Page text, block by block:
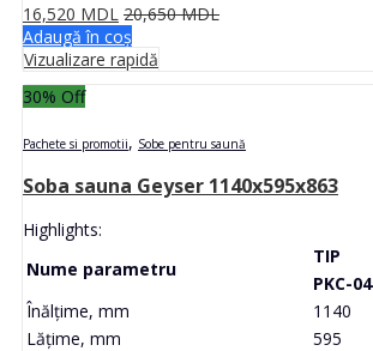
16,520 MDL 20,650MDL
Adaugă în coș
Vizualizare rapidă
30% Off
Pachete si promotii, Sobe pentru saună
Soba sauna Geyser 1140x595x863
Highlights:
Nume parametru
TIP
PKC-04
Înălțime, mm
1140
Lățime, mm
595